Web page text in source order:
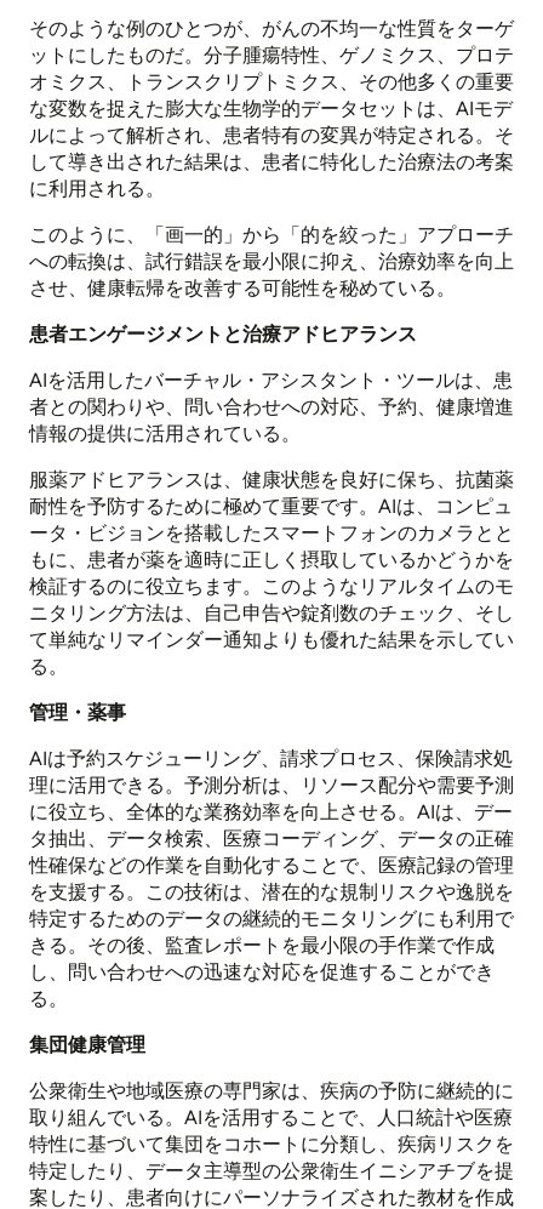
そのような例のひとつが、がんの不均一な性質をターゲ
ットにしたものだ。分子腫瘍特性、ゲノミクス、プロテ
オミクス、トランスクリプトミクス、その他多くの重要
な変数を捉えた膨大な生物学的データセットは、AIモデ
ルによって解析され、患者特有の変異が特定される。そ
して導き出された結果は、患者に特化した治療法の考案
に利用される。
このように、「画一的」から「的を絞った」アプローチ
への転換は、試行錯誤を最小限に抑え、治療効率を向上
させ、健康転帰を改善する可能性を秘めている。
患者エンゲージメントと治療アドヒアランス
AIを活用したバーチャル・アシスタント・ツールは、患
者との関わりや、問い合わせへの対応、予約、健康増進
情報の提供に活用されている。
服薬アドヒアランスは、健康状態を良好に保ち、抗菌薬
耐性を予防するために極めて重要です。AIは、コンピュ
ータ・ビジョンを搭載したスマートフォンのカメラとと
もに、患者が薬を適時に正しく摂取しているかどうかを
検証するのに役立ちます。このようなリアルタイムのモ
ニタリング方法は、自己申告や錠剤数のチェック、そし
て単純なリマインダー通知よりも優れた結果を示してい
る。
管理・薬事
AIは予約スケジューリング、請求プロセス、保険請求処
理に活用できる。予測分析は、リソース配分や需要予測
に役立ち、全体的な業務効率を向上させる。AIは、デー
タ抽出、データ検索、医療コーディング、データの正確
性確保などの作業を自動化することで、医療記録の管理
を支援する。この技術は、潜在的な規制リスクや逸脱を
特定するためのデータの継続的モニタリングにも利用で
きる。その後、監査レポートを最小限の手作業で作成
し、問い合わせへの迅速な対応を促進することができ
る。
集団健康管理
公衆衛生や地域医療の専門家は、疾病の予防に継続的に
取り組んでいる。AIを活用することで、人口統計や医療
特性に基づいて集団をコホートに分類し、疾病リスクを
特定したり、データ主導型の公衆衛生イニシアチブを提
案したり、患者向けにパーソナライズされた教材を作成